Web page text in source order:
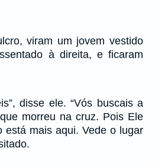
viram um jovem vestido
à direita, e ficaram
disse ele. “Vós buscais a
morreu na cruz. Pois Ele
está mais aqui. Vede o lugar